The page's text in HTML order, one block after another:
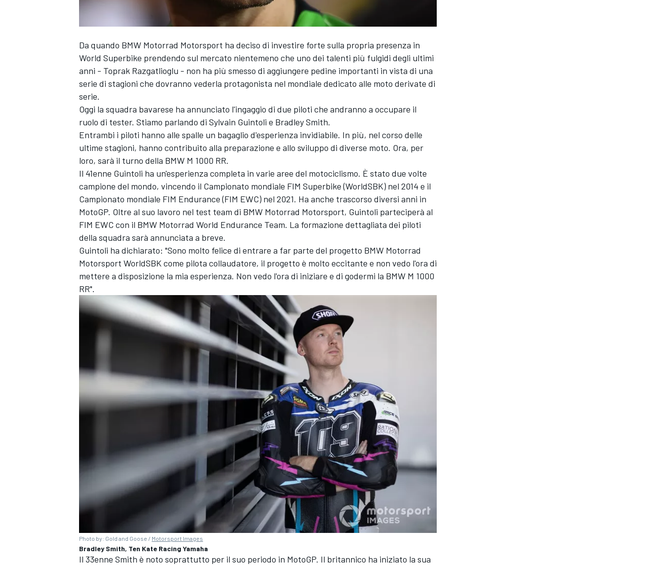
MONOPOSTO
Da quando BMW Motorrad Motorsport ha deciso di investire forte sulla propria presenza in
World Superbike prendendo sul mercato nientemeno che uno dei talenti più fulgidi degli ultimi
anni - Toprak Razgatlioglu - non ha più smesso di aggiungere pedine importanti in vista di una
serie di stagioni che dovranno vederla protagonista nel mondiale dedicato alle moto derivate di
serie.
Oggi la squadra bavarese ha annunciato l'ingaggio di due piloti che andranno a occupare il
ruolo di tester. Stiamo parlando di Sylvain Guintoli e Bradley Smith.
Entrambi i piloti hanno alle spalle un bagaglio d'esperienza invidiabile. In più, nel corso delle
ultime stagioni, hanno contribuito alla preparazione e allo sviluppo di diverse moto. Ora, per
loro, sarà il turno della BMW M 1000 RR.
Il 41enne Guintoli ha un'esperienza completa in varie aree del motociclismo. È stato due volte
campione del mondo, vincendo il Campionato mondiale FIM Superbike (WorldSBK) nel 2014 e il
Campionato mondiale FIM Endurance (FIM EWC) nel 2021. Ha anche trascorso diversi anni in
MotoGP. Oltre al suo lavoro nel test team di BMW Motorrad Motorsport, Guintoli parteciperà al
FIM EWC con il BMW Motorrad World Endurance Team. La formazione dettagliata dei piloti
della squadra sarà annunciata a breve.
Guintoli ha dichiarato: "Sono molto felice di entrare a far parte del progetto BMW Motorrad
Motorsport WorldSBK come pilota collaudatore, il progetto è molto eccitante e non vedo l'ora di
mettere a disposizione la mia esperienza. Non vedo l'ora di iniziare e di godermi la BMW M 1000
RR".
Photo by: Gold and Goose / Motorsport Images
Bradley Smith, Ten Kate Racing Yamaha
Il 33enne Smith è noto soprattutto per il suo periodo in MotoGP. Il britannico ha iniziato la sua